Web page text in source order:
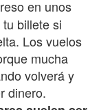
en unos
billete si
Los vuelos
mucha
volverá y
dinero.